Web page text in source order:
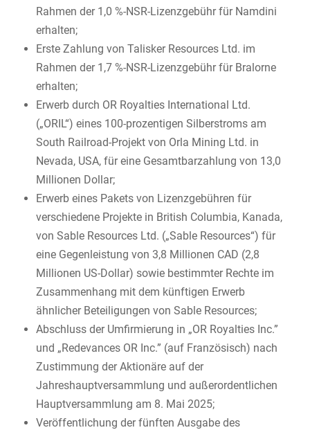
Rahmen der 1,0 %-NSR-Lizenzgebühr für Namdini
erhalten;
Erste Zahlung von Talisker Resources Ltd. im
Rahmen der 1,7 %-NSR-Lizenzgebühr für Bralorne
erhalten;
Erwerb durch OR Royalties International Ltd.
(„ORIL“) eines 100-prozentigen Silberstroms am
South Railroad-Projekt von Orla Mining Ltd. in
Nevada, USA, für eine Gesamtbarzahlung von 13,0
Millionen Dollar;
Erwerb eines Pakets von Lizenzgebühren für
verschiedene Projekte in British Columbia, Kanada,
von Sable Resources Ltd. („Sable Resources“) für
eine Gegenleistung von 3,8 Millionen CAD (2,8
Millionen US-Dollar) sowie bestimmter Rechte im
Zusammenhang mit dem künftigen Erwerb
ähnlicher Beteiligungen von Sable Resources;
Abschluss der Umfirmierung in „OR Royalties Inc.”
und „Redevances OR Inc.” (auf Französisch) nach
Zustimmung der Aktionäre auf der
Jahreshauptversammlung und außerordentlichen
Hauptversammlung am 8. Mai 2025;
Veröffentlichung der fünften Ausgabe des